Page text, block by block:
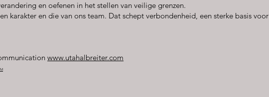
en oefenen in het stellen van veilige grenzen.
karakter en die van ons team. Dat schept verbondenheid, een sterke basis voor
www.utahalbreiter.com